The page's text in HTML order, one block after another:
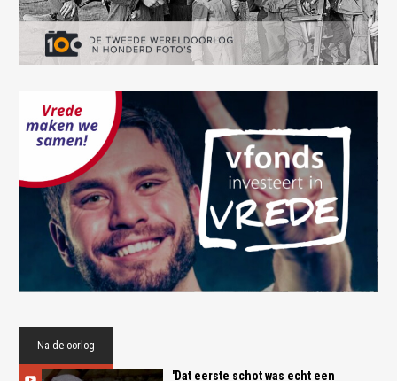
Na de oorlog
'Dat eerste schot was echt een